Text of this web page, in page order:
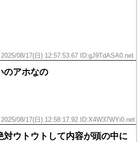
2025/08/17(日) 12:57:53.67 ID:gJ9TdASA0.net
のアホなの
2025/08/17(日) 12:58:17.92 ID:X4W37WYi0.net
対ウトウトして内容が頭の中に